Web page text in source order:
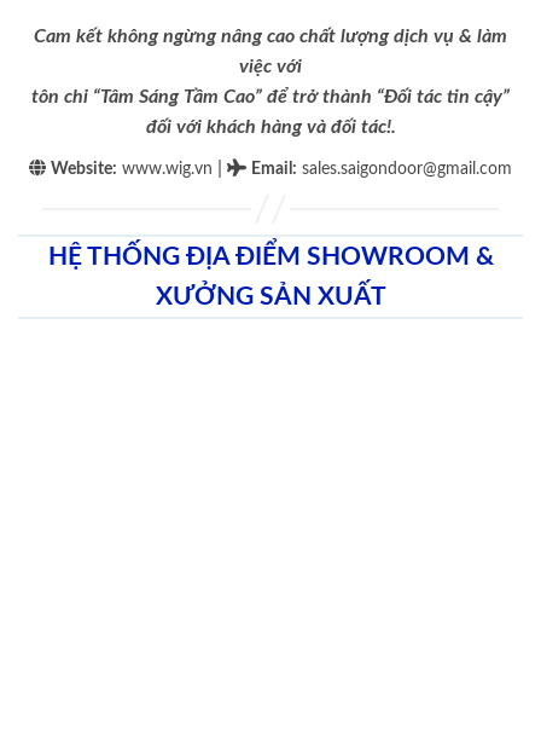
Cam kết không ngừng nâng cao chất lượng dịch vụ & làm
việc với
tôn chỉ “Tâm Sáng Tầm Cao” để trở thành “Đối tác tin cậy”
đối với khách hàng và đối tác!.
Website: www.wig.vn Email : sales.saigondoor@gmail.com
HỆ THỐNG ĐỊA ĐIỂM SHOWROOM &
XƯỞNG SẢN XUẤT